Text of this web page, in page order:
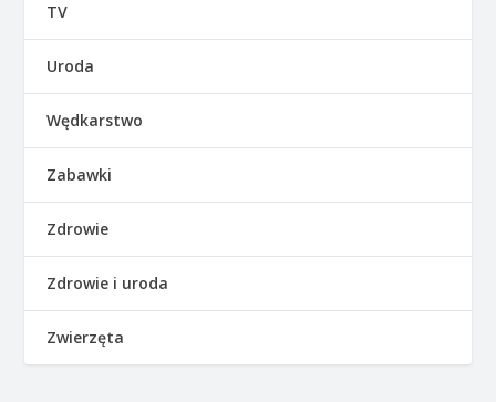
TV
Uroda
Wędkarstwo
Zabawki
Zdrowie
Zdrowie i uroda
Zwierzęta